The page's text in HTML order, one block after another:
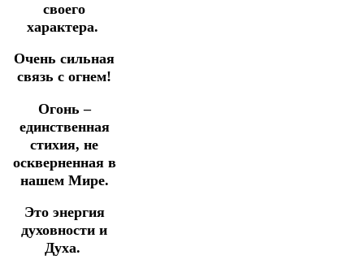
своего
характера.
Очень сильная
связь с огнем!
Огонь –
единственная
стихия, не
оскверненная в
нашем Мире.
Это энергия
духовности и
Духа.